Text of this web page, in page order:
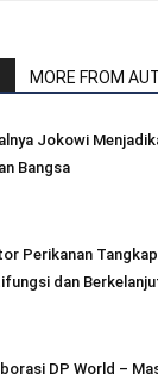
MORE FROM
Jokowi
Bangsa
Perikanan
dan
DP World –